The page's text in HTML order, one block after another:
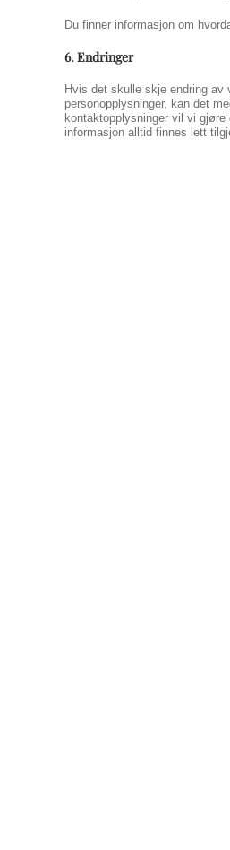
Du finner informasjon om
6. Endringer
Hvis det skulle skje endring av
personopplysninger, kan det
kontaktopplysninger vil vi
informasjon alltid finnes lett